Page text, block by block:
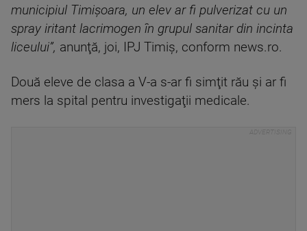
municipiul Timişoara, un elev ar fi pulverizat cu un
spray iritant lacrimogen în grupul sanitar din incinta
liceului”, anunţă, joi, IPJ Timiş, conform news.ro.
Două eleve de clasa a V-a s-ar fi simţit rău şi ar fi
mers la spital pentru investigaţii medicale.